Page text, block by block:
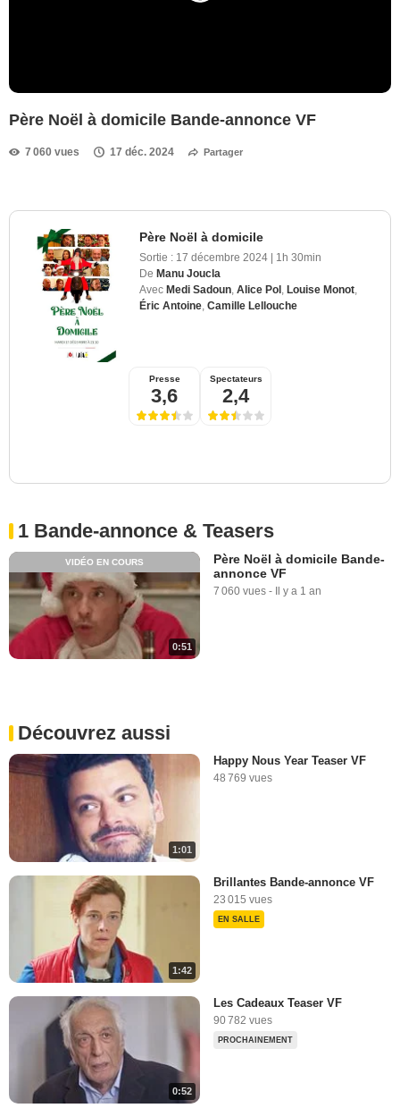
Père Noël à domicile Bande-annonce VF
7 060 vues 17 déc. 2024 Partager
Père Noël à domicile
Sortie : 17 décembre 2024 | 1h 30min
De Manu Joucla
Avec Medi Sadoun Alice Pol Louise Monot
Éric Antoine Camille Lellouche
Presse
3,6
Spectateurs
2,4
1 Bande-annonce & Teasers
0:51
VIDÉO EN COURS
Père Noël à domicile Bande-
annonce VF
7 060 vues - Il y a 1 an
Découvrez aussi
1:01
Happy Nous Year Teaser VF
48 769 vues
1:42
Brillantes Bande-annonce VF
23 015 vues
EN SALLE
0:52
Les Cadeaux Teaser VF
90 782 vues
PROCHAINEMENT